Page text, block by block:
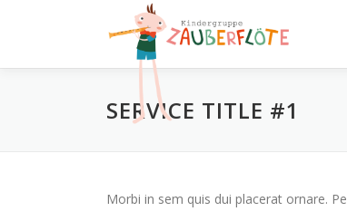
SERVICE TITLE #1
Morbi in sem quis dui placerat ornare.